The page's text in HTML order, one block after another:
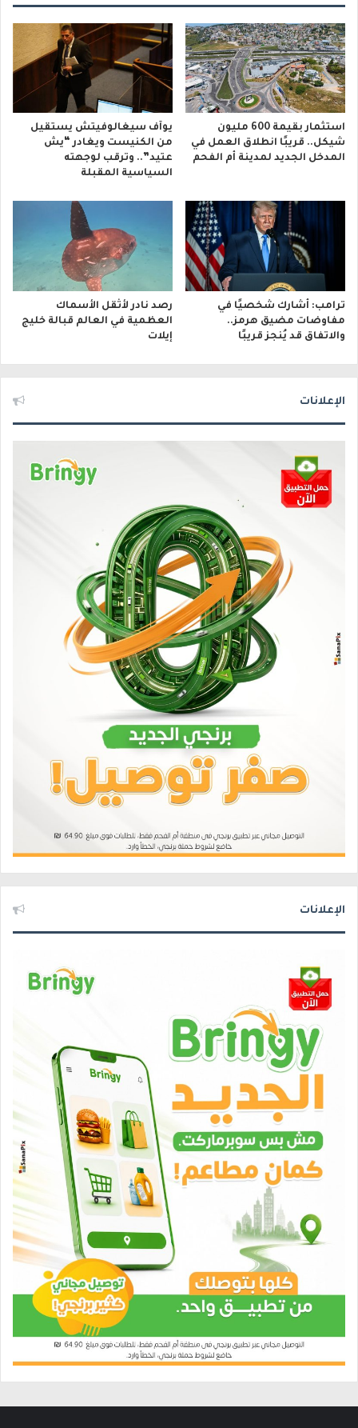
استثمار بقيمة 600 مليون
شيكل.. قريبًا انطلاق العمل في
المدخل الجديد لمدينة أم الفحم
يوآف سيغالوفيتش يستقيل
من الكنيست ويغادر “يش
عتيد”.. وترقب لوجهته
السياسية المقبلة
ترامب: أشارك شخصيًا في
مفاوضات مضيق هرمز..
والاتفاق قد يُنجز قريبًا
رصد نادر لأثقل الأسماك
العظمية في العالم قبالة خليج
إيلات
الإعلانات
الإعلانات